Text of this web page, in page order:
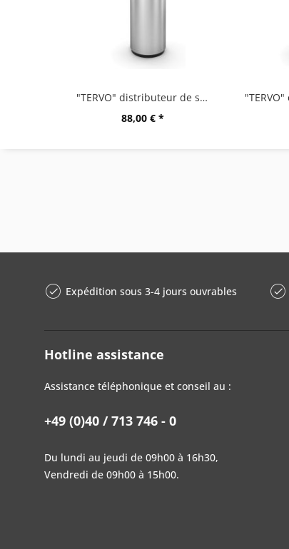
"TERVO" distributeur de savon à capteur, mat...
88,00 € *
Expédition sous 3-4 jours ouvrables
Hotline assistance
Assistance téléphonique et conseil au :
+49 (0)40 / 713 746 - 0
Du lundi au jeudi de 09h00 à 16h30,
Vendredi de 09h00 à 15h00.